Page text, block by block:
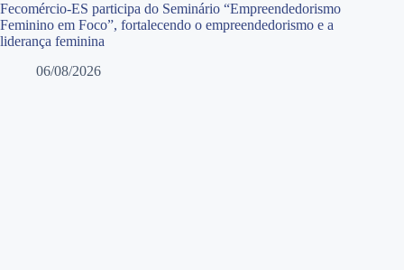
Fecomércio-ES participa do Seminário “Empreendedorismo
Feminino em Foco”, fortalecendo o empreendedorismo e a
liderança feminina
06/08/2026